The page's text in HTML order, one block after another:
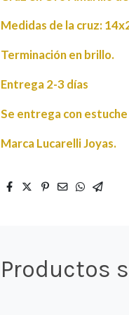
Medidas de la cruz:
Terminación en brillo.
Entrega 2-3 días
Se entrega con estuche
Marca Lucarelli Joyas.
Productos